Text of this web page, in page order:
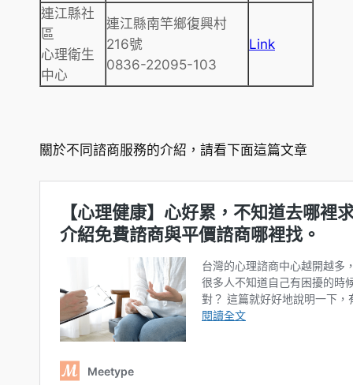
連江縣社
區
心理衛生
中心
連江縣南竿鄉復興村
216號
0836-22095-103
Link
關於不同諮商服務的介紹，請看下面這篇文章